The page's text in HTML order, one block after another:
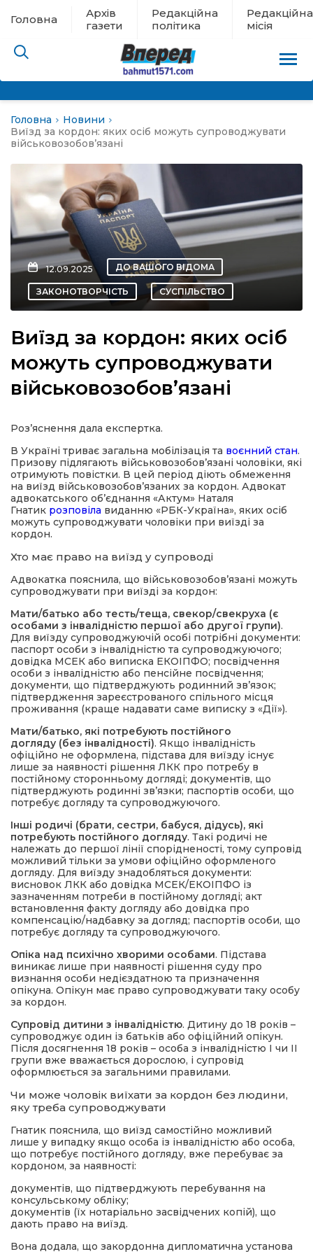
Головна
Архів
газети
Редакційна
політика
Редакційна
місія
евакуації
новини
політика
місія
Головна
Новини
Виїзд за кордон: яких осіб можуть супроводжувати
військовозобов’язані
12.09.2025 ДО ВАШОГО ВІДОМА
ЗАКОНОТВОРЧІСТЬ СУСПІЛЬСТВО
Виїзд за кордон: яких осіб
можуть супроводжувати
військовозобов’язані
Роз’яснення дала експертка.
В Україні триває загальна мобілізація та воєнний стан.
Призову підлягають військовозобов’язані чоловіки, які
отримують повістки. В цей період діють обмеження
на виїзд військовозобов’язаних за кордон. Адвокат
адвокатського об’єднання «Актум» Наталя
Гнатик розповіла виданню «РБК-Україна», яких осіб
можуть супроводжувати чоловіки при виїзді за
кордон.
Хто має право на виїзд у супроводі
Адвокатка пояснила, що військовозобов’язані можуть
супроводжувати при виїзді за кордон:
Мати/батько або тесть/теща, свекор/свекруха (є
особами з інвалідністю першої або другої групи).
Для виїзду супроводжуючій особі потрібні документи:
паспорт особи з інвалідністю та супроводжуючого;
довідка МСЕК або виписка ЕКОІПФО; посвідчення
особи з інвалідністю або пенсійне посвідчення;
документи, що підтверджують родинний зв’язок;
підтвердження зареєстрованого спільного місця
проживання (краще надавати саме виписку з «Дії»).
Мати/батько, які потребують постійного
догляду (без інвалідності). Якщо інвалідність
офіційно не оформлена, підстава для виїзду існує
лише за наявності рішення ЛКК про потребу в
постійному сторонньому догляді; документів, що
підтверджують родинні зв’язки; паспортів особи, що
потребує догляду та супроводжуючого.
Інші родичі (брати, сестри, бабуся, дідусь), які
потребують постійного догляду. Такі родичі не
належать до першої лінії спорідненості, тому супровід
можливий тільки за умови офіційно оформленого
догляду. Для виїзду знадобляться документи:
висновок ЛКК або довідка МСЕК/ЕКОІПФО із
зазначенням потреби в постійному догляді; акт
встановлення факту догляду або довідка про
компенсацію/надбавку за догляд; паспортів особи, що
потребує догляду та супроводжуючого.
Опіка над психічно хворими особами. Підстава
виникає лише при наявності рішення суду про
визнання особи недієздатною та призначення
опікуна. Опікун має право супроводжувати таку особу
за кордон.
Супровід дитини з інвалідністю. Дитину до 18 років –
супроводжує один із батьків або офіційний опікун.
Після досягнення 18 років – особа з інвалідністю І чи ІІ
групи вже вважається дорослою, і супровід
оформлюється за загальними правилами.
Чи може чоловік виїхати за кордон без людини,
яку треба супроводжувати
Гнатик пояснила, що виїзд самостійно можливий
лише у випадку якщо особа із інвалідністю або особа,
що потребує постійного догляду, вже перебуває за
кордоном, за наявності:
документів, що підтверджують перебування на
консульському обліку;
документів (їх нотаріально засвідчених копій), що
дають право на виїзд.
Вона додала, що закордонна дипломатична установа